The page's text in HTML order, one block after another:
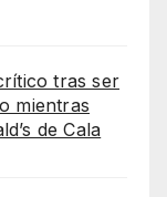
tras ser
mientras
de Cala